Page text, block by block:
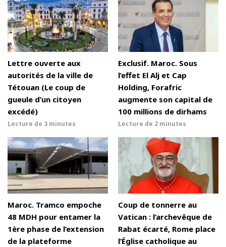
Lettre ouverte aux
autorités de la ville de
Tétouan (Le coup de
gueule d’un citoyen
excédé)
Lecture de 3 minutes
Exclusif. Maroc. Sous
l’effet El Alj et Cap
Holding, Forafric
augmente son capital de
100 millions de dirhams
Lecture de 2 minutes
Maroc. Tramco empoche
48 MDH pour entamer la
1ère phase de l’extension
de la plateforme
Coup de tonnerre au
Vatican : l’archevêque de
Rabat écarté, Rome place
l’Église catholique au